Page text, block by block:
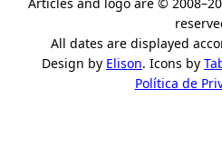
All dates are displayed
Design by Elison. Icons by
Política de